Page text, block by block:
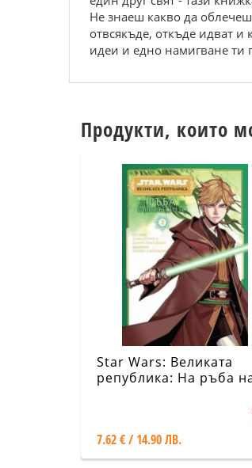
Не знаеш какво да
отвсякъде, откъде идват
идеи и едно намигване ти
Продукти, които
Star Wars: Великата
република: На ръба
7.62 € / 14.90 ЛВ.